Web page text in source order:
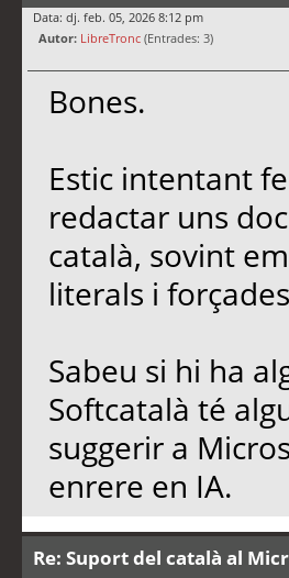
Data: dj. feb. 05, 2026 8:12 pm
Autor: LibreTronc (Entrades: 3)
Bones.
Estic intentant
redactar uns
català, sovint
literals i
Sabeu si hi ha
Softcatalà té
suggerir a
enrere en IA.
Re: Suport del català al